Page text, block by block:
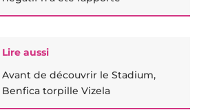
Lire aussi
Avant de découvrir le Stadium,
Benfica torpille Vizela